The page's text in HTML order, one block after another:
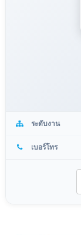
ระดับงาน
เบอร์โทร